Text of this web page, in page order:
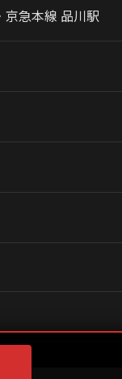
京急本線 品川駅